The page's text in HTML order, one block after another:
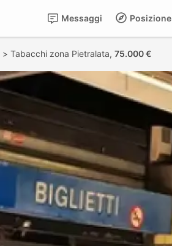
Posizione
Messaggi
> Tabacchi zona Pietralata, 75.000 €